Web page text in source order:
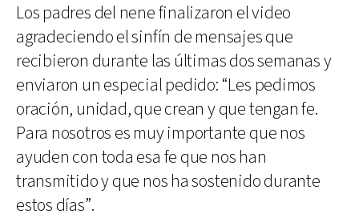
Los padres del nene finalizaron el video
agradeciendo el sinfín de mensajes que
recibieron durante las últimas dos semanas y
enviaron un especial pedido: “Les pedimos
oración, unidad, que crean y que tengan fe.
Para nosotros es muy importante que nos
ayuden con toda esa fe que nos han
transmitido y que nos ha sostenido durante
estos días”.